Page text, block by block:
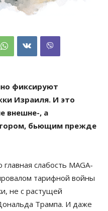
фиксируют
Израиля. И это
внешне-, а
бьющим прежде
слабость MAGA-
тарифной войны
не с растущей
Трампа. И даже